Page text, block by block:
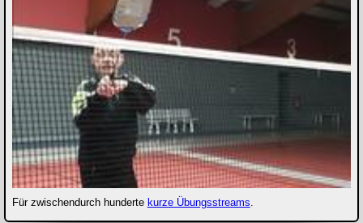
Für zwischendurch hunderte kurze Übungsstreams.